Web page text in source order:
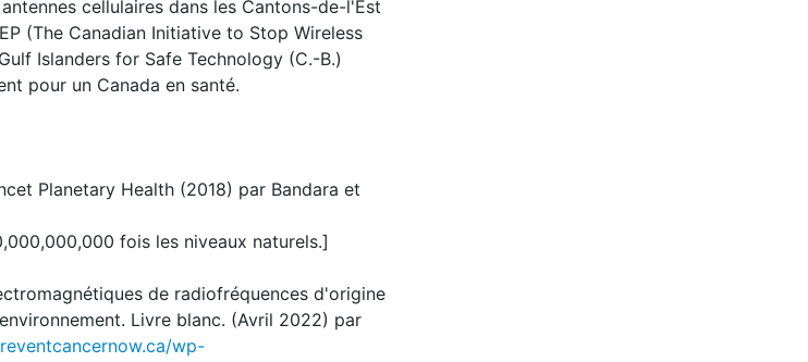
cellulaires dans les Cantons-de-l'Est
(The Canadian Initiative to Stop Wireless
Islanders for Safe Technology (C.-B.)
pour un Canada en santé.
Planetary Health (2018) par Bandara et
fois les niveaux naturels.]
de radiofréquences d'origine
Livre blanc. (Avril 2022) par
wp-